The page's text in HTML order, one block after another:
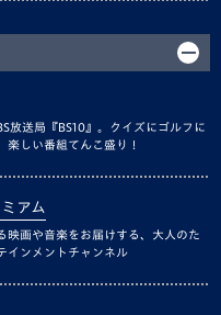
放送局『BS10』。クイズにゴルフに
楽しい番組てんこ盛り！
アム
映画や音楽をお届けする、大人のた
インメントチャンネル